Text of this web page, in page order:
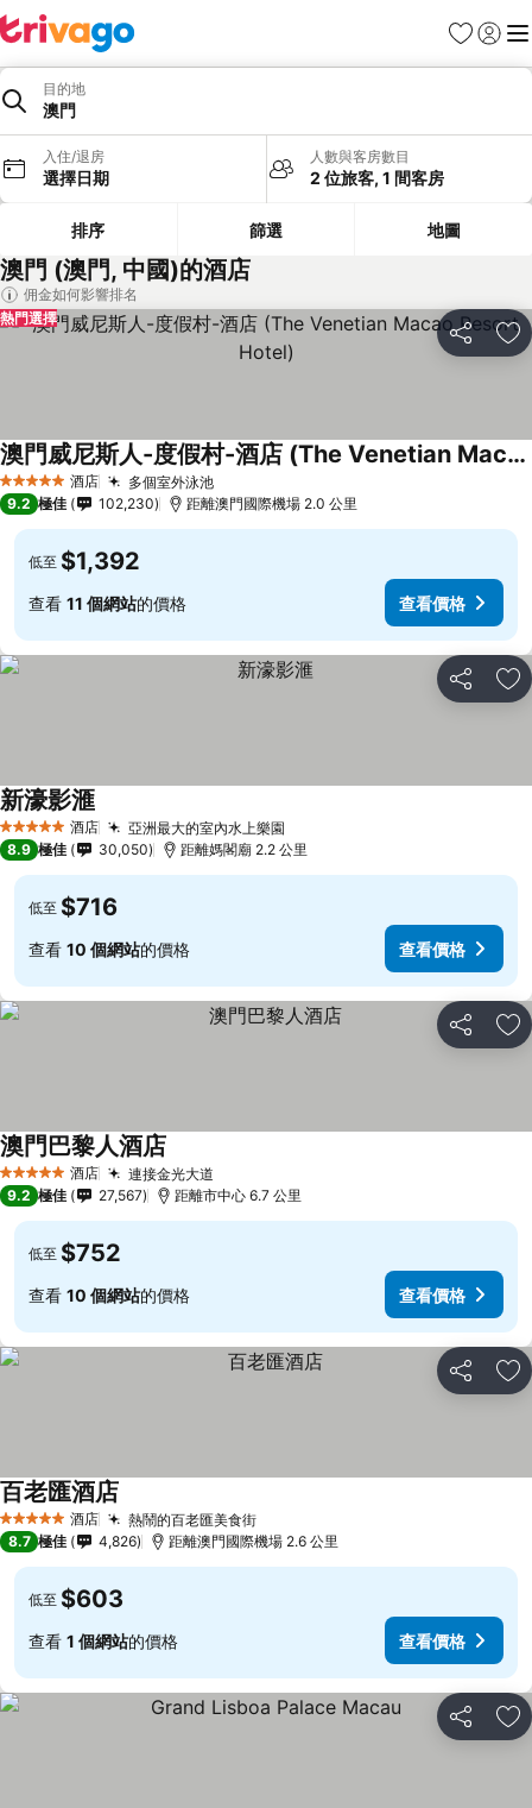
收藏夾
登入 選
目的地
澳門
入住/退房
選擇日期
人數與客房數目
2 位旅客, 1 間客房
排序 篩選 地圖
澳門 (澳門, 中國)的酒店
佣金如何影響排名
分享 放
熱門選擇
5 星級 酒店 多個室外泳池
澳門威尼斯人-度假村-酒店 (The Venetian Macao Resort Hotel)
9.2 極佳 102,230 距離澳門國際機場 2.0 公里
低至 $1,392
查看 11 個網站的價格 查看價格
分享 放
5 星級 酒店 亞洲最大的室內水上樂園
新濠影滙
8.9 極佳 30,050 距離媽閣廟 2.2 公里
低至 $716
查看 10 個網站的價格 查看價格
分享 放
5 星級 酒店 連接金光大道
澳門巴黎人酒店
9.2 極佳 27,567 距離市中心 6.7 公里
低至 $752
查看 10 個網站的價格 查看價格
分享 放
5 星級 酒店 熱鬧的百老匯美食街
百老匯酒店
8.7 極佳 4,826 距離澳門國際機場 2.6 公里
低至 $603
查看 1 個網站的價格 查看價格
分享 放